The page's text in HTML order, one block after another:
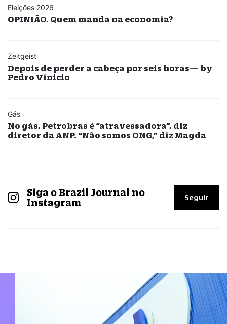
Eleições 2026
OPINIÃO. Quem manda na economia?
Zeitgeist
Depois de perder a cabeça por seis horas— by
Pedro Vinicio
Gás
No gás, Petrobras é “atravessadora”, diz
diretor da ANP. “Não somos ONG,” diz Magda
Siga o Brazil Journal no
Instagram
Seguir